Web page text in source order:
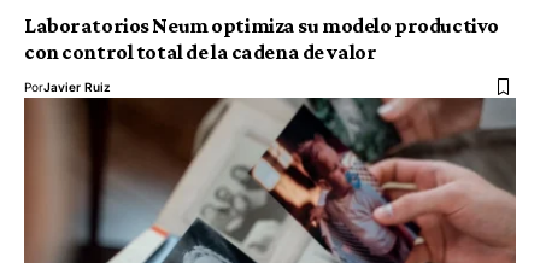
Laboratorios Neum optimiza su modelo productivo
con control total de la cadena de valor
PorJavier Ruiz